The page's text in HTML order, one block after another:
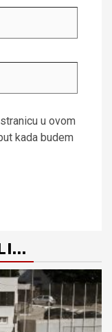
u ovom
kada budem